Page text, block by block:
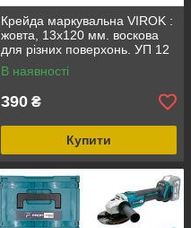
Крейда маркувальна VIROK :
жовта, 13x120 мм. воскова
для різних поверхонь. УП 12
шт.
В наявності
390 ₴
Купити